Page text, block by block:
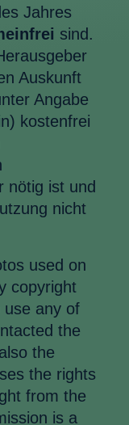
Jahres
sind.
Auskunft
Angabe
kostenfrei
nötig ist und
nicht
used on
copyright
use any of
the
the
the rights
from the
is a